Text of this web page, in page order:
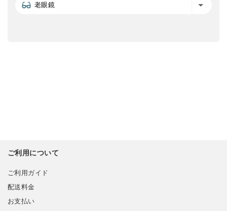
老眼鏡
ご利用について
ご利用ガイド
配送料金
お支払い